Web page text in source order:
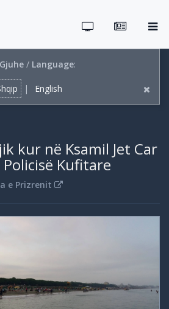
Gjuhe/ Language:
| English
kur në Ksamil Jet Car
Kufitare
e Prizrenit